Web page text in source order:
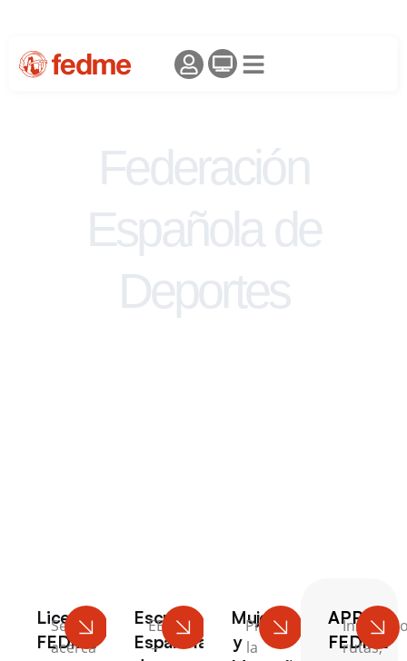
Federación
Española de
Deportes
Licencia
FEDME
Se
acerca
Escuela
Española
EEAM
–
Mujer
y
Promovemos
la
APP
FEDME
rutas,